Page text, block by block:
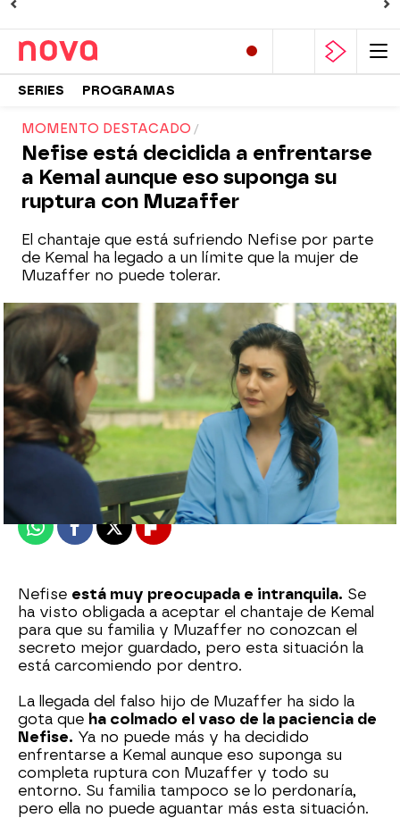
SERIES PROGRAMAS
MOMENTO DESTACADO
Nefise está decidida a enfrentarse
a Kemal aunque eso suponga su
ruptura con Muzaffer
El chantaje que está sufriendo Nefise por parte
de Kemal ha legado a un límite que la mujer de
Muzaffer no puede tolerar.
Nova
Publicado:16 de febrero de 2023, 21:49
WhatsappFacebook
X Flipboard
Nefise está muy preocupada e intranquila. Se
ha visto obligada a aceptar el chantaje de Kemal
para que su familia y Muzaffer no conozcan el
secreto mejor guardado, pero esta situación la
está carcomiendo por dentro.
La llegada del falso hijo de Muzaffer ha sido la
gota que ha colmado el vaso de la paciencia de
Nefise. Ya no puede más y ha decidido
enfrentarse a Kemal aunque eso suponga su
completa ruptura con Muzaffer y todo su
entorno. Su familia tampoco se lo perdonaría,
pero ella no puede aguantar más esta situación.